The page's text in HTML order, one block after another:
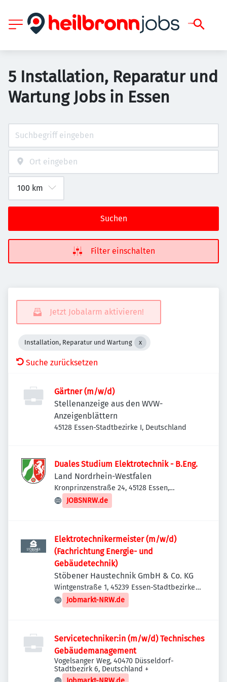
5 Installation, Reparatur und
Wartung Jobs in Essen
Suchen
Filter einschalten
Jetzt Jobalarm aktivieren!
Installation, Reparatur und Wartung
Suche zurücksetzen
Gärtner (m/w/d)
Stellenanzeige aus den WVW-
Anzeigenblättern
45128 Essen-Stadtbezirke I, Deutschland
Duales Studium Elektrotechnik - B.Eng.
Land Nordrhein-Westfalen
Kronprinzenstraße 24, 45128 Essen,
Deutschland
JOBSNRW.de
Elektrotechnikermeister (m/w/d)
(Fachrichtung Energie- und
Gebäudetechnik)
Stöbener Haustechnik GmbH & Co. KG
Wintgenstraße 1, 45239 Essen-Stadtbezirke
IX, Deutschland
Jobmarkt-NRW.de
Servicetechniker:in (m/w/d) Technisches
Gebäudemanagement
Vogelsanger Weg, 40470 Düsseldorf-
Stadtbezirk 6, Deutschland +